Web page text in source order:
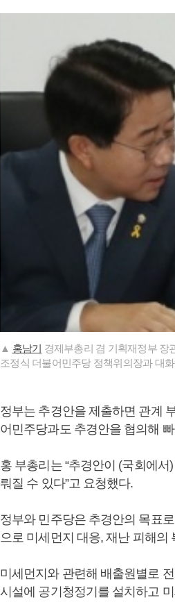
▲ 홍남기 경제부총리 겸 기획재정부 장
조정식 더불어민주당 정책위의장과 대
정부는 추경안을 제출하면 관계
어민주당과도 추경안을 협의해
홍 부총리는 “추경안이 (국회에
뤄질 수 있다”고 요청했다.
정부와 민주당은 추경안의 목표
으로 미세먼지 대응, 재난 피해의
미세먼지와 관련해 배출원별로
시설에 공기청정기를 설치하고